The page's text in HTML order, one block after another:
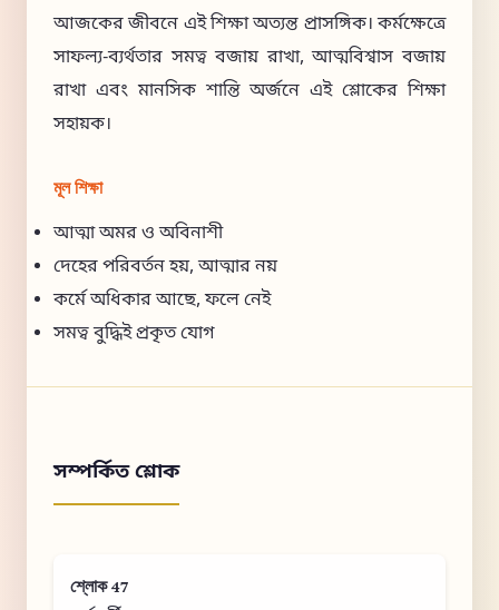
আজকের জীবনে এই শিক্ষা অত্যন্ত প্রাসঙ্গিক। কর্মক্ষেত্রে
সাফল্য-ব্যর্থতার সমত্ব বজায় রাখা, আত্মবিশ্বাস বজায়
রাখা এবং মানসিক শান্তি অর্জনে এই শ্লোকের শিক্ষা
সহায়ক।
মূল শিক্ষা
আত্মা অমর ও অবিনাশী
দেহের পরিবর্তন হয়, আত্মার নয়
কর্মে অধিকার আছে, ফলে নেই
সমত্ব বুদ্ধিই প্রকৃত যোগ
সম্পর্কিত শ্লোক
শ্লোক 47